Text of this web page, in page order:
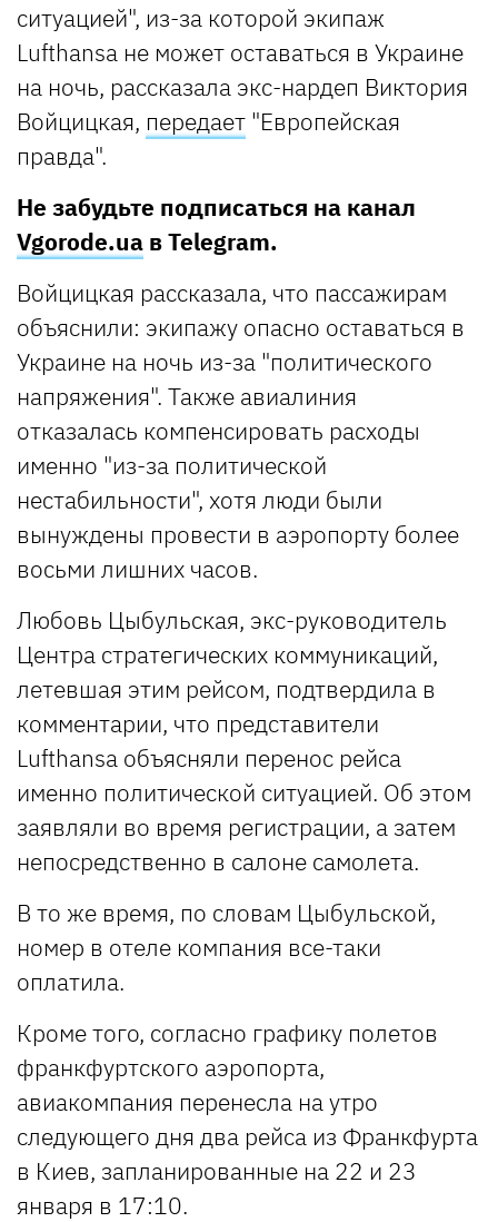
ситуацией", из-за которой экипаж
Lufthansa не может оставаться в Украине
на ночь, рассказала экс-нардеп Виктория
Войцицкая, передает "Европейская
правда".
Не забудьте подписаться на канал
Vgorode.ua в Telegram.
Войцицкая рассказала, что пассажирам
объяснили: экипажу опасно оставаться в
Украине на ночь из-за "политического
напряжения". Также авиалиния
отказалась компенсировать расходы
именно "из-за политической
нестабильности", хотя люди были
вынуждены провести в аэропорту более
восьми лишних часов.
Любовь Цыбульская, экс-руководитель
Центра стратегических коммуникаций,
летевшая этим рейсом, подтвердила в
комментарии, что представители
Lufthansa объясняли перенос рейса
именно политической ситуацией. Об этом
заявляли во время регистрации, а затем
непосредственно в салоне самолета.
В то же время, по словам Цыбульской,
номер в отеле компания все-таки
оплатила.
Кроме того, согласно графику полетов
франкфуртского аэропорта,
авиакомпания перенесла на утро
следующего дня два рейса из Франкфурта
в Киев, запланированные на 22 и 23
января в 17:10.